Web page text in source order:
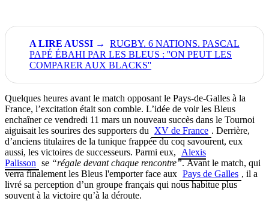
RUGBY. 6 NATIONS. PASCAL
PAPÉ ÉBAHI PAR LES BLEUS : ''ON PEUT LES
COMPARER AUX BLACKS''
Quelques heures avant le match opposant le Pays-de-Galles à la
France, l’excitation était son comble. L’idée de voir les Bleus
enchaîner ce vendredi 11 mars un nouveau succès dans le Tournoi
aiguisait les sourires des supporters du
XV de France . Derrière,
d’anciens titulaires de la tunique frappée du coq savourent, eux
aussi, les victoires de successeurs. Parmi eux,
Alexis
Palisson se “régale devant chaque rencontre”. Avant le match, qui
verra finalement les Bleus l'emporter face aux Pays de Galles , il a
livré sa perception d’un groupe français qui nous habitue plus
souvent à la victoire qu’à la déroute.